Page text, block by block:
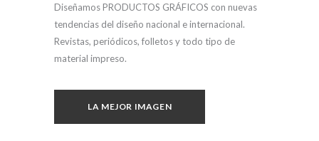
Diseñamos PRODUCTOS GRÁFICOS con nuevas
tendencias del diseño nacional e internacional.
Revistas, periódicos, folletos y todo tipo de
material impreso.
LA MEJOR IMAGEN